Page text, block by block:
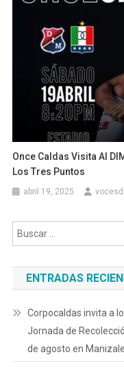
Once Caldas Visita Al
Los Tres Puntos
abril 19, 2025
ENTRADAS
Corpocaldas invita a
Jornada de
de agosto en